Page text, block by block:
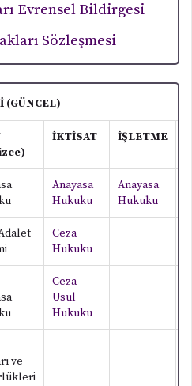
Evrensel Bildirgesi
Sözleşmesi
(GÜNCEL)
İKTİSAT İŞLETME
Anayasa
Hukuku
Anayasa
Hukuku
Ceza
Hukuku
Ceza
Usul
Hukuku
ve